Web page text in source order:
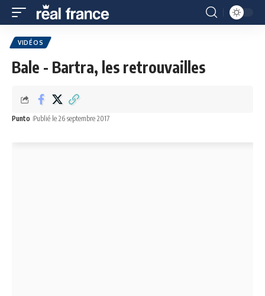
VIDÉOS
Bale - Bartra, les retrouvailles
Punto Publié le 26 septembre 2017